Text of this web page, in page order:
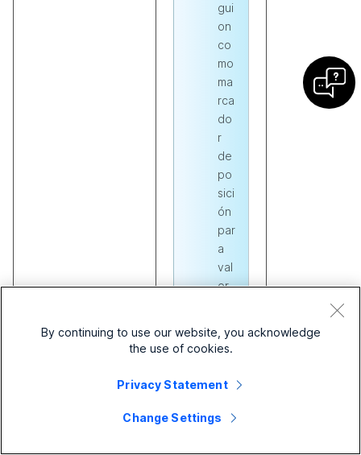
gui
on
co
mo
ma
rca
do
r
de
po
sici
ón
par
a
val
or
no
re
cío
By continuing to use our website, you acknowledge
the use of cookies.
Privacy Statement
Change Settings